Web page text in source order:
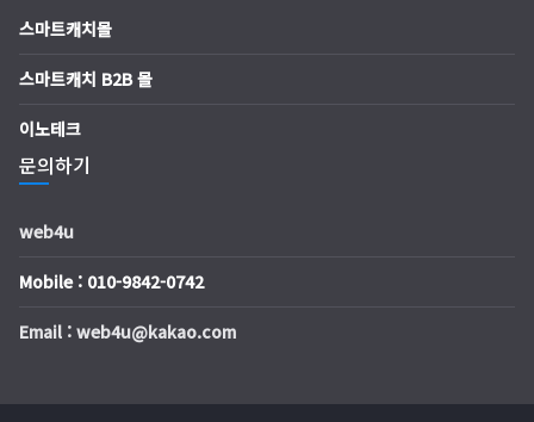
스마트캐치몰
스마트캐치 B2B 몰
이노테크
문의하기
web4u
Mobile : 010-9842-0742
Email : web4u@kakao.com